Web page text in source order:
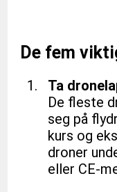
De fem
Ta
De fleste
seg på
kurs og
droner
eller CE-